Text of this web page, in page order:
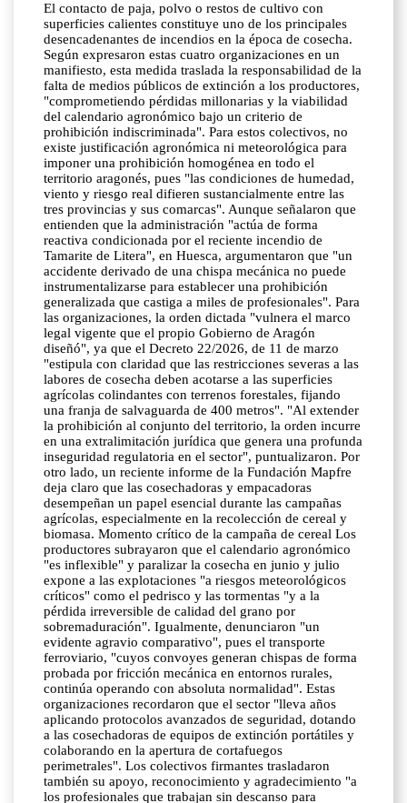
El contacto de paja, polvo o restos de cultivo con
superficies calientes constituye uno de los principales
desencadenantes de incendios en la época de cosecha.
Según expresaron estas cuatro organizaciones en un
manifiesto, esta medida traslada la responsabilidad de la
falta de medios públicos de extinción a los productores,
"comprometiendo pérdidas millonarias y la viabilidad
del calendario agronómico bajo un criterio de
prohibición indiscriminada". Para estos colectivos, no
existe justificación agronómica ni meteorológica para
imponer una prohibición homogénea en todo el
territorio aragonés, pues "las condiciones de humedad,
viento y riesgo real difieren sustancialmente entre las
tres provincias y sus comarcas". Aunque señalaron que
entienden que la administración "actúa de forma
reactiva condicionada por el reciente incendio de
Tamarite de Litera", en Huesca, argumentaron que "un
accidente derivado de una chispa mecánica no puede
instrumentalizarse para establecer una prohibición
generalizada que castiga a miles de profesionales". Para
las organizaciones, la orden dictada "vulnera el marco
legal vigente que el propio Gobierno de Aragón
diseñó", ya que el Decreto 22/2026, de 11 de marzo
"estipula con claridad que las restricciones severas a las
labores de cosecha deben acotarse a las superficies
agrícolas colindantes con terrenos forestales, fijando
una franja de salvaguarda de 400 metros". "Al extender
la prohibición al conjunto del territorio, la orden incurre
en una extralimitación jurídica que genera una profunda
inseguridad regulatoria en el sector", puntualizaron. Por
otro lado, un reciente informe de la Fundación Mapfre
deja claro que las cosechadoras y empacadoras
desempeñan un papel esencial durante las campañas
agrícolas, especialmente en la recolección de cereal y
biomasa. Momento crítico de la campaña de cereal Los
productores subrayaron que el calendario agronómico
"es inflexible" y paralizar la cosecha en junio y julio
expone a las explotaciones "a riesgos meteorológicos
críticos" como el pedrisco y las tormentas "y a la
pérdida irreversible de calidad del grano por
sobremaduración". Igualmente, denunciaron "un
evidente agravio comparativo", pues el transporte
ferroviario, "cuyos convoyes generan chispas de forma
probada por fricción mecánica en entornos rurales,
continúa operando con absoluta normalidad". Estas
organizaciones recordaron que el sector "lleva años
aplicando protocolos avanzados de seguridad, dotando
a las cosechadoras de equipos de extinción portátiles y
colaborando en la apertura de cortafuegos
perimetrales". Los colectivos firmantes trasladaron
también su apoyo, reconocimiento y agradecimiento "a
los profesionales que trabajan sin descanso para